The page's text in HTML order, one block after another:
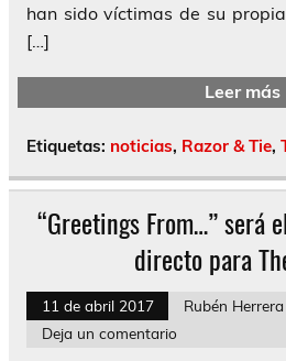
han sido víctimas de su
[…]
Leer más
Etiquetas: noticias, Razor & Tie,
“Greetings From…” será
directo para
11 de abril 2017
Rubén Herrera
Deja un comentario